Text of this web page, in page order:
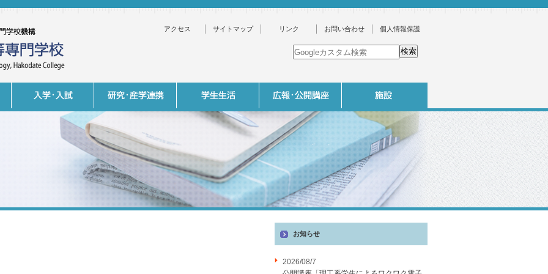
個人情報保護
お問い合わせ
リンク
サイトマップ
アクセス
お知らせ
2026/08/7